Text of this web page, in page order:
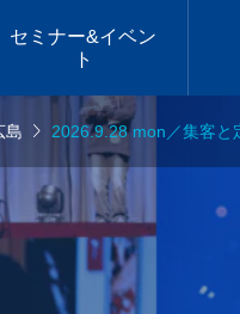
セミナー&イベン
ト
年9月18日
fri／プレトワ
ー【松江】
福山
アメイジアカラー講習
2026.07.29
島  2026.9.28 mon／集客と